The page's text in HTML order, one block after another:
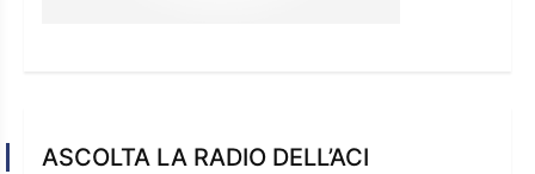
ASCOLTA LA RADIO DELL’ACI